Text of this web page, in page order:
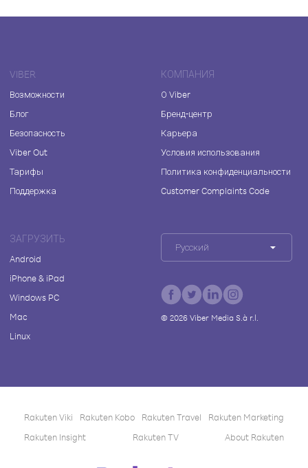
VIBER
Возможности
Блог
Безопасность
Viber Out
Тарифы
Поддержка
КОМПАНИЯ
О Viber
Бренд-центр
Карьера
Условия использования
Политика конфиденциальности
Customer Complaints Code
ЗАГРУЗИТЬ
Android
iPhone & iPad
Windows PC
Mac
Linux
Русский
© 2026Viber Media S.à r.l.
Rakuten Viki Rakuten Kobo Rakuten Travel
Rakuten Marketing
Rakuten Insight
Rakuten TV About Rakuten